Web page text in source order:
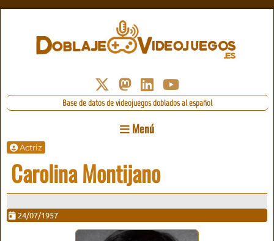
Base de datos de videojuegos doblados al español
Menú
Actriz
Carolina Montijano
24/07/1957